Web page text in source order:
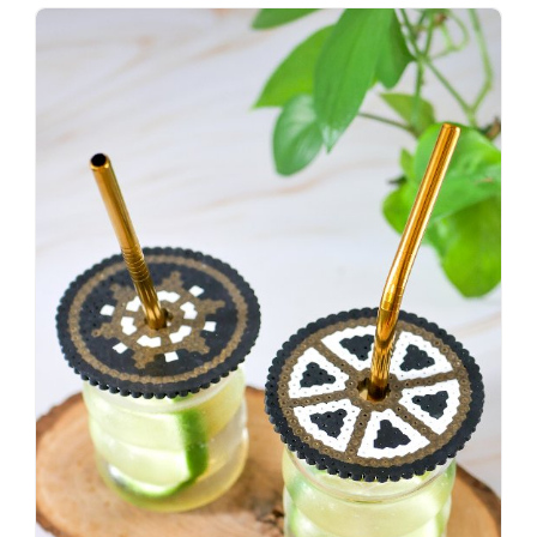
Wenn
schöner
KNALLTS!
#badezimmer
#makeover
#badezimmerdesign
#renovieren
#altbau